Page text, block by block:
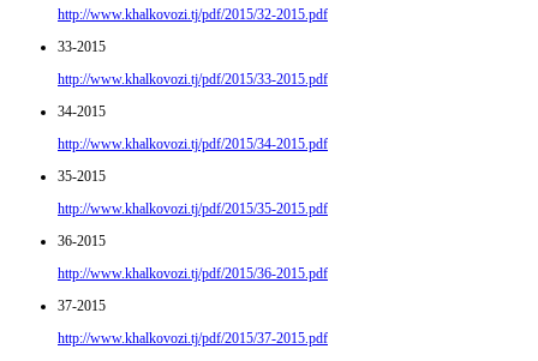
http://www.khalkovozi.tj/pdf/2015/32-2015.pdf
33-2015
http://www.khalkovozi.tj/pdf/2015/33-2015.pdf
34-2015
http://www.khalkovozi.tj/pdf/2015/34-2015.pdf
35-2015
http://www.khalkovozi.tj/pdf/2015/35-2015.pdf
36-2015
http://www.khalkovozi.tj/pdf/2015/36-2015.pdf
37-2015
http://www.khalkovozi.tj/pdf/2015/37-2015.pdf